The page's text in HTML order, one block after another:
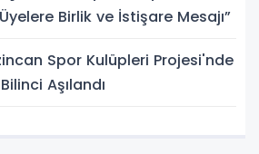
Birlik ve İstişare Mesajı”
Spor Kulüpleri Projesi'nde
Aşılandı